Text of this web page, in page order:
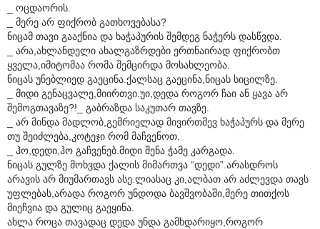
_ ოცდაორის.
_ მერე არ ფიქრობ გათხოვებასა?
ნიცამ თავი გააქნია და ხაჭაპურის შემდეგ ნაჭერს დასწვდა.
_ არა,ახლანდელი ახალგაზრდები ერთნაირად ფიქრობთ
ყველა,იმიტომაა რომა შემცირდა მოსახლეობა.
ნიცას უნებლიედ გაეცინა.ქალსაც გაეცინა,ნიცას სიცილზე.
_ მიდი გენაცვალე,მიირთვი.უი,დედა როგორ ჩაი ან ყავა არ
შემოგთავაზე?!_ გაბრაზდა საკუთარ თავზე.
_ არ მინდა მადლობ,გემრიელად მივირთმევ ხაჭაპურს და მერე
თუ შეიძლება,კოტეჯი რომ მაჩვენოთ.
_ ჰო,დედი,ჰო გაჩვენებ.მიდი შენა ჭამე კარგადა.
ნიცას გულზე მოხვდა ქალის მიმართვა “დედი”.არასდროს
არავის არ მიუმართავს ასე.ლიასაც კი,ალბათ არ აძლევდა თავს
უფლებას,არადა როგორ უნდოდა ბავშვობაში,მერე თითქოს
მიეჩვია და გულიც გაეყინა.
ახლა როცა თავადაც დედა უნდა გამხდარიყო,როგორ